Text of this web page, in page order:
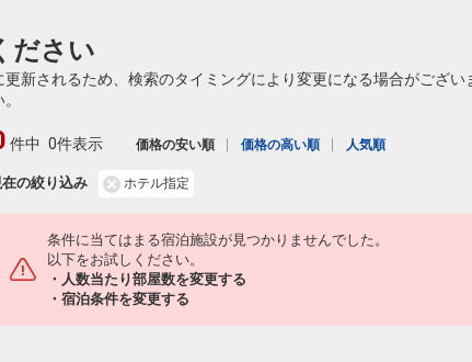
クラスJを利用する
ださい
新されるため、検索のタイミングにより変更になる場合がござ
の絞り込み ホテル指定
件中 0件表示 価格の安い順 価格の高い順 人気順
条件に当てはまる宿泊施設が見つかりませんでした。
以下をお試しください。
・人数当たり部屋数を変更する
・宿泊条件を変更する